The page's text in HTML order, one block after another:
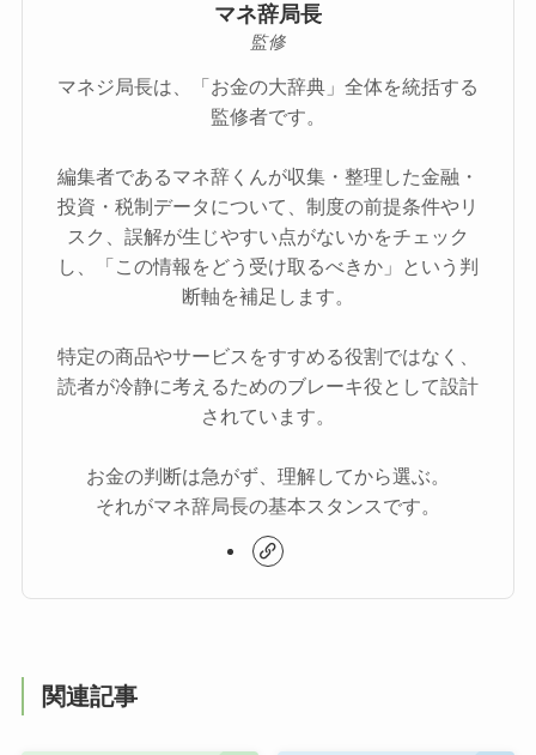
マネ辞局長
監修
マネジ局長は、「お金の大辞典」全体を統括する
監修者です。
編集者であるマネ辞くんが収集・整理した金融・
投資・税制データについて、制度の前提条件やリ
スク、誤解が生じやすい点がないかをチェック
し、「この情報をどう受け取るべきか」という判
断軸を補足します。
特定の商品やサービスをすすめる役割ではなく、
読者が冷静に考えるためのブレーキ役として設計
されています。
お金の判断は急がず、理解してから選ぶ。
それがマネ辞局長の基本スタンスです。
関連記事